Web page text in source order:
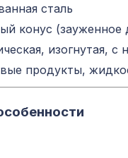
сталь
конус
изогнутая,
продукты,